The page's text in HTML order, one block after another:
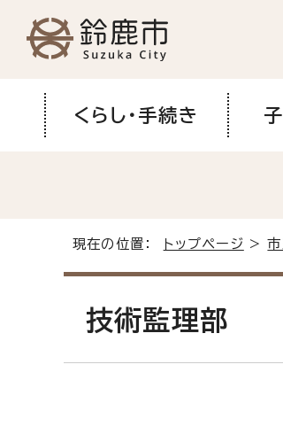
くらし・手続き
現在の位置： トップページ >
技術監理部